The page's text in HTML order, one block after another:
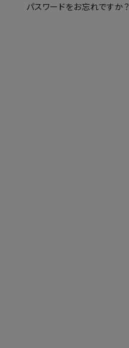
パスワードをお忘れですか？